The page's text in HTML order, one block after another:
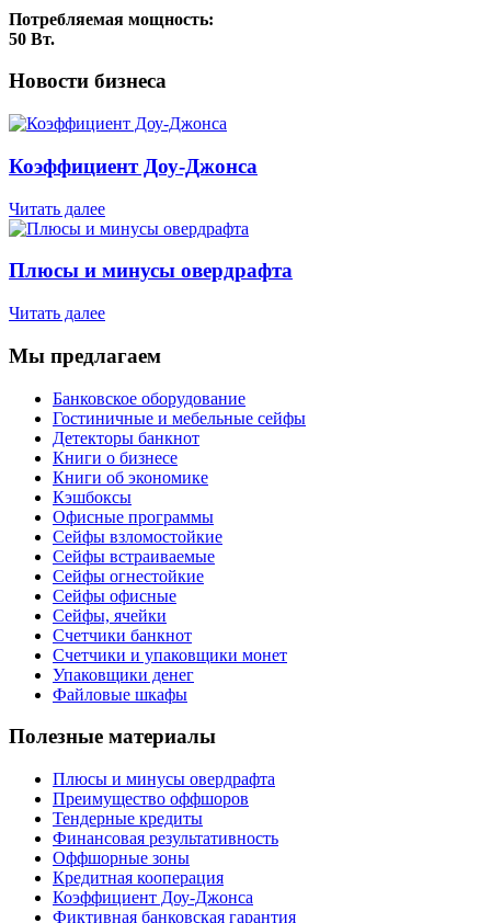
Потребляемая мощность:
50 Вт.
Новости бизнеса
Коэффициент Доу-Джонса
Читать далее
Плюсы и минусы овердрафта
Читать далее
Мы предлагаем
Банковское оборудование
Гостиничные и мебельные сейфы
Детекторы банкнот
Книги о бизнесе
Книги об экономике
Кэшбоксы
Офисные программы
Сейфы взломостойкие
Сейфы встраиваемые
Сейфы огнестойкие
Сейфы офисные
Сейфы, ячейки
Счетчики банкнот
Счетчики и упаковщики монет
Упаковщики денег
Файловые шкафы
Полезные материалы
Плюсы и минусы овердрафта
Преимущество оффшоров
Тендерные кредиты
Финансовая результативность
Оффшорные зоны
Кредитная кооперация
Коэффициент Доу-Джонса
Фиктивная банковская гарантия